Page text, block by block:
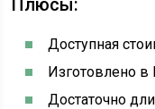
Плюсы:
Доступная
Изготовлено в
Достаточно